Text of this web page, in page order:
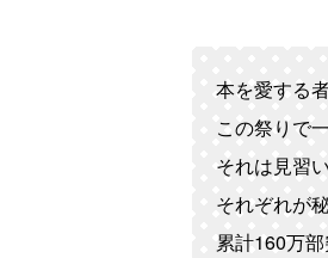
本を愛する
この祭りで
それは見習
それぞれが
累計160万